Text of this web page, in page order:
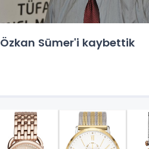
Özkan Sümer'i kaybettik